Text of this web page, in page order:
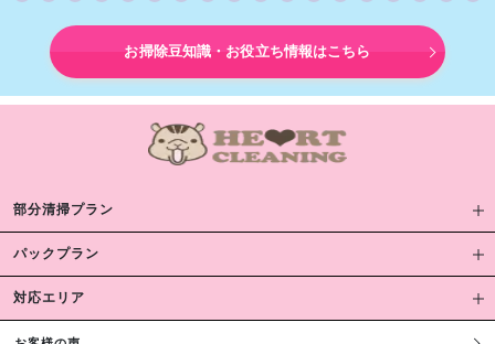
お掃除豆知識・お役立ち情報はこちら
部分清掃プラン
パックプラン
対応エリア